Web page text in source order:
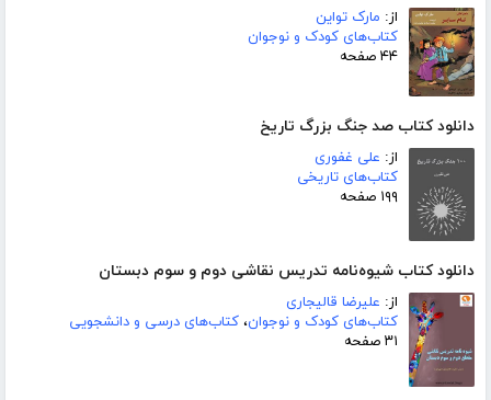
از: مارک تواین
کتاب‌های کودک و نوجوان
۴۴ صفحه
دانلود کتاب صد جنگ بزرگ تاریخ
از: علی غفوری
کتاب‌های تاریخی
۱۹۹ صفحه
دانلود کتاب شیوه‌نامه تدریس نقاشی دوم و سوم دبستان
از: علیرضا قالیجاری
کتاب‌های کودک و نوجوان، کتاب‌های درسی و دانشجویی
۳۱ صفحه